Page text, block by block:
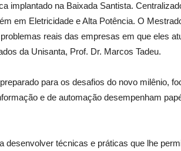
implantado na Baixada Santista.
em Eletricidade e Alta Potência. O
reais das empresas em que eles
da Unisanta, Prof. Dr. Marcos Tadeu.
para os desafios do novo milênio,
e de automação desempenham
desenvolver técnicas e práticas que lhe